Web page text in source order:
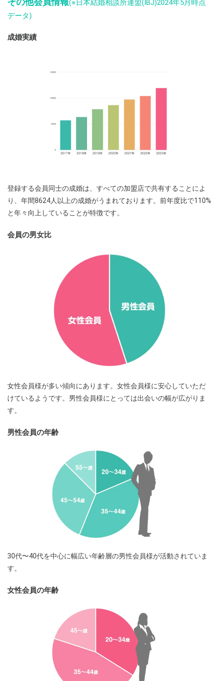
(※日本結婚相談所連盟(IBJ)2024年5月時点
データ)
成婚実績
登録する会員同士の成婚は、すべての加盟店で共有することによ
り、年間8624人以上の成婚がうまれております。前年度比で110%
と年々向上していることが特徴です。
会員の男女比
女性会員様が多い傾向にあります。女性会員様に安心していただ
けているようです。男性会員様にとっては出会いの幅が広がりま
す。
男性会員の年齢
30代〜40代を中心に幅広い年齢層の男性会員様が活動されていま
す。
女性会員の年齢